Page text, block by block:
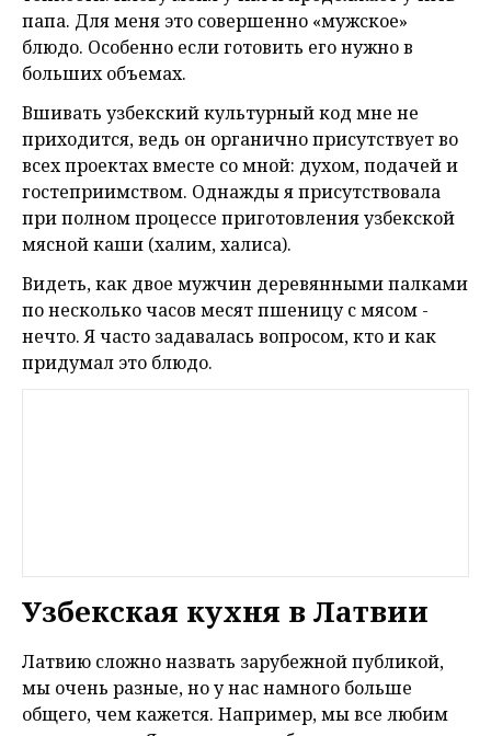
папа. Для меня это совершенно «мужское»
блюдо. Особенно если готовить его нужно в
больших объемах.
Вшивать узбекский культурный код мне не
приходится, ведь он органично присутствует во
всех проектах вместе со мной: духом, подачей и
гостеприимством. Однажды я присутствовала
при полном процессе приготовления узбекской
мясной каши (халим, халиса).
Видеть, как двое мужчин деревянными палками
по несколько часов месят пшеницу с мясом -
нечто. Я часто задавалась вопросом, кто и как
придумал это блюдо.
Узбекская кухня в Латвии
Латвию сложно назвать зарубежной публикой,
мы очень разные, но у нас намного больше
общего, чем кажется. Например, мы все любим